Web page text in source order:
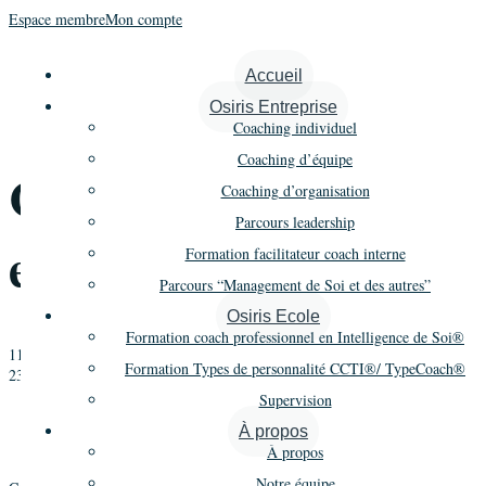
Espace membreMon compte
Accueil
Osiris Entreprise
Coaching individuel
Coaching d’équipe
Coaching d’organisation
Parcours leadership
Formation facilitateur coach interne
Parcours “Management de Soi et des autres”
Osiris Ecole
Formation coach professionnel en Intelligence de Soi®
Formation Types de personnalité CCTI®/ TypeCoach®
Supervision
À propos
À propos
« Tous les Évènements
Cohésion des équipes
et Intelligence de soi
11 mars 2020
2347€ à 2985€
1ère conférence AFTP 2020 : Pierre Cauvin – Archétypes
mythologiques et Fonctions typologiques
Dynamique et développement du Type»